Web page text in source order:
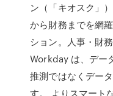
ン（「キオスク」
から財務までを網
ション。人事・財
Workday は、デー
推測ではなくデー
す。 よりスマート